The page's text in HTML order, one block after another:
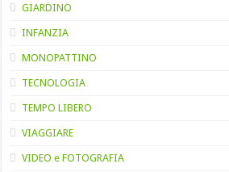
GIARDINO
INFANZIA
MONOPATTINO
TECNOLOGIA
TEMPO LIBERO
VIAGGIARE
VIDEO e FOTOGRAFIA